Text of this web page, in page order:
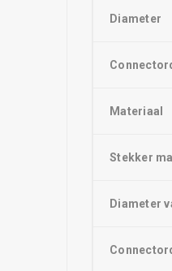
Diameter
Materiaal
Stekker
Diameter